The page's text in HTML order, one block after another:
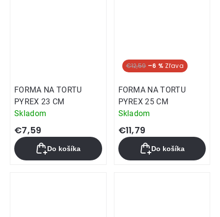
FORMA NA TORTU
PYREX 23 CM
Skladom
€7,59
Do košíka
€12,59 –6 %
FORMA NA TORTU
PYREX 25 CM
Skladom
€11,79
Do košíka